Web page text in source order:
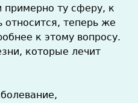
примерно ту сферу, к
относится, теперь же
к этому вопросу.
которые лечит